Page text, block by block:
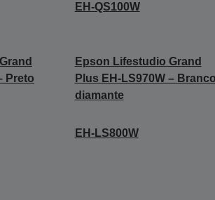
EH-QS100W
Preto
Epson Lifestudio Grand
Plus EH-LS970W – Branco
diamante
EH-LS800W